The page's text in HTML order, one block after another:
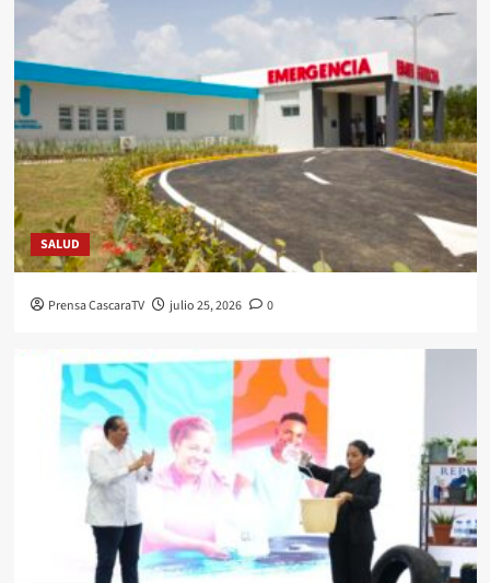
SALUD
Prensa CascaraTV julio 25, 2026 0